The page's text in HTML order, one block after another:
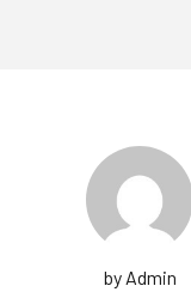
by Admin